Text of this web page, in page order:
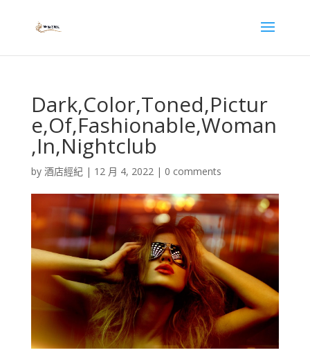
Dark,Color,Toned,Pictur
e,Of,Fashionable,Woman
,In,Nightclub
by 酒店經紀| 12 月 4, 2022| 0 comments